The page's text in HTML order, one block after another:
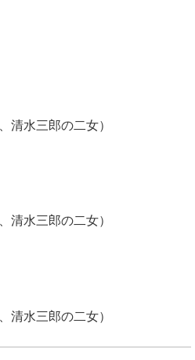
水三郎の二女）
水三郎の二女）
水三郎の二女）